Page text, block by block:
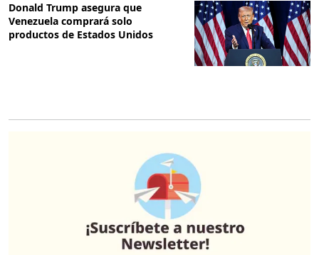
Donald Trump asegura que
Venezuela comprará solo
productos de Estados Unidos